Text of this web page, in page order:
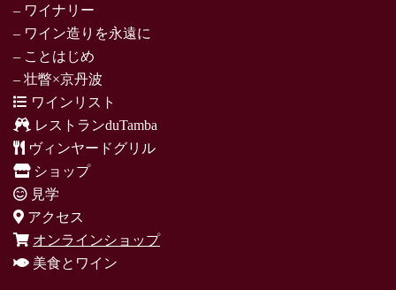
– ワイナリー
– ワイン造りを永遠に
– ことはじめ
– 壮瞥×京丹波
ワインリスト
レストランduTamba
ヴィンヤードグリル
ショップ
見学
アクセス
オンラインショップ
美食とワイン